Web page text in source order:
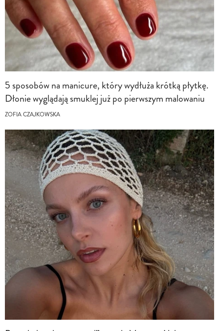
5 sposobów na manicure, który wydłuża krótką płytkę.
Dłonie wyglądają smuklej już po pierwszym malowaniu
ZOFIA CZAJKOWSKA